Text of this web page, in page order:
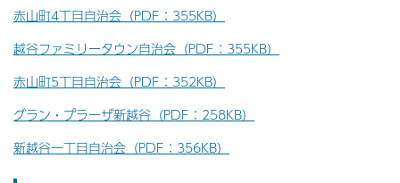
赤山町4丁目自治会（PDF：355KB）
越谷ファミリータウン自治会（PDF：355KB）
赤山町5丁目自治会（PDF：352KB）
グラン・プラーザ新越谷（PDF：258KB）
新越谷一丁目自治会（PDF：356KB）